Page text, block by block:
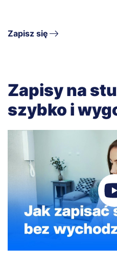
Zapisz się
Zapisy na
szybko i